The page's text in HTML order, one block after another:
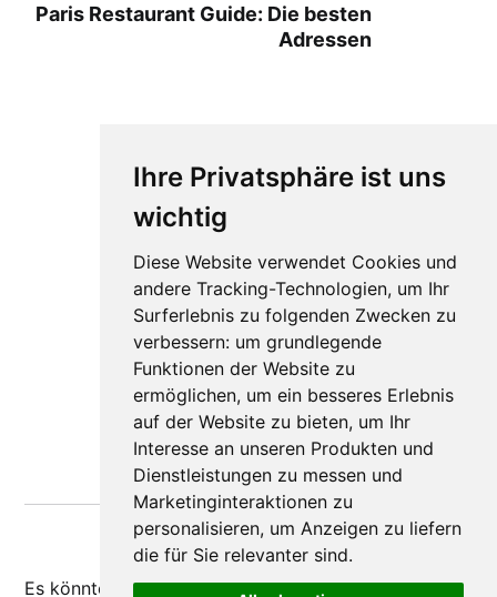
Ihre Privatsphäre ist uns
wichtig
Diese Website verwendet Cookies und
andere Tracking-Technologien, um Ihr
Surferlebnis zu folgenden Zwecken zu
verbessern: um grundlegende
Funktionen der Website zu
ermöglichen, um ein besseres Erlebnis
auf der Website zu bieten, um Ihr
Interesse an unseren Produkten und
Dienstleistungen zu messen und
Marketinginteraktionen zu
personalisieren, um Anzeigen zu liefern
die für Sie relevanter sind.
Paris Restaurant Guide: Die besten
Adressen
Es könnte dir auchgefallen